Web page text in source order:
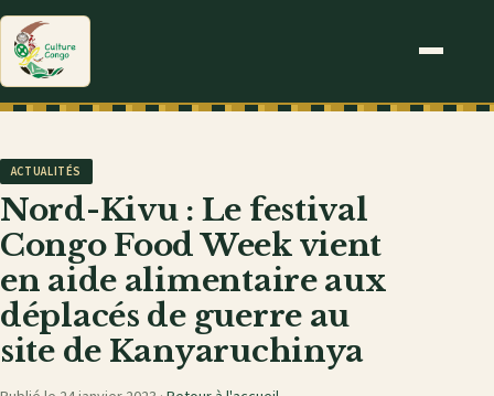
ACTUALITÉS
Nord-Kivu : Le festival
Congo Food Week vient
en aide alimentaire aux
déplacés de guerre au
site de Kanyaruchinya